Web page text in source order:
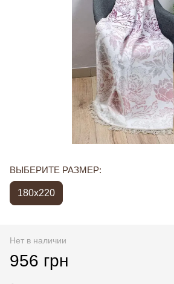
ВЫБЕРИТЕ РАЗМЕР:
180x220
Нет в наличии
956 грн